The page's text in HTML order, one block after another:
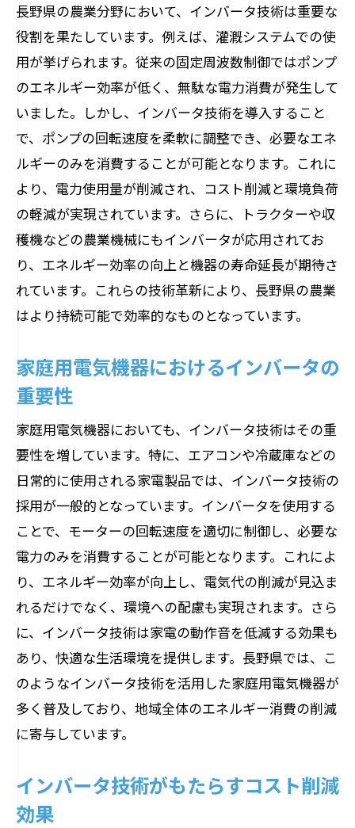
長野県の農業分野において、インバータ技術は重要な
役割を果たしています。例えば、灌漑システムでの使
用が挙げられます。従来の固定周波数制御ではポンプ
のエネルギー効率が低く、無駄な電力消費が発生して
いました。しかし、インバータ技術を導入すること
で、ポンプの回転速度を柔軟に調整でき、必要なエネ
ルギーのみを消費することが可能となります。これに
より、電力使用量が削減され、コスト削減と環境負荷
の軽減が実現されています。さらに、トラクターや収
穫機などの農業機械にもインバータが応用されてお
り、エネルギー効率の向上と機器の寿命延長が期待さ
れています。これらの技術革新により、長野県の農業
はより持続可能で効率的なものとなっています。
家庭用電気機器におけるインバータの
重要性
家庭用電気機器においても、インバータ技術はその重
要性を増しています。特に、エアコンや冷蔵庫などの
日常的に使用される家電製品では、インバータ技術の
採用が一般的となっています。インバータを使用する
ことで、モーターの回転速度を適切に制御し、必要な
電力のみを消費することが可能となります。これによ
り、エネルギー効率が向上し、電気代の削減が見込ま
れるだけでなく、環境への配慮も実現されます。さら
に、インバータ技術は家電の動作音を低減する効果も
あり、快適な生活環境を提供します。長野県では、こ
のようなインバータ技術を活用した家庭用電気機器が
多く普及しており、地域全体のエネルギー消費の削減
に寄与しています。
インバータ技術がもたらすコスト削減
効果